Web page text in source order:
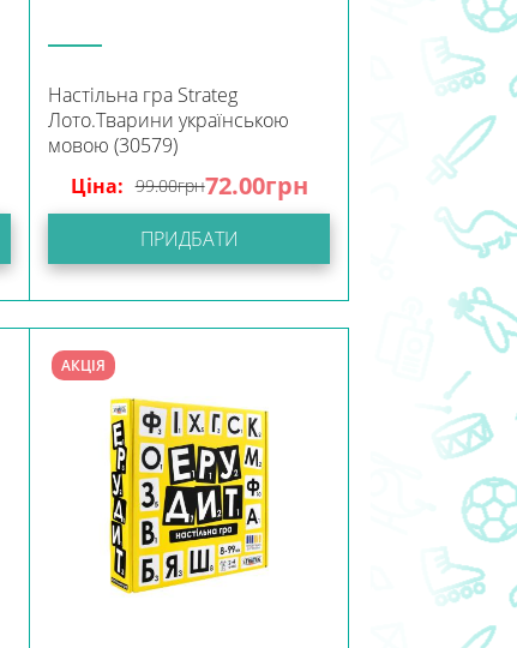
Настільна гра Strateg
Лото.Тварини українською
мовою (30579)
Ціна: 99.00грн72.00грн
ПРИДБАТИ
АКЦІЯ